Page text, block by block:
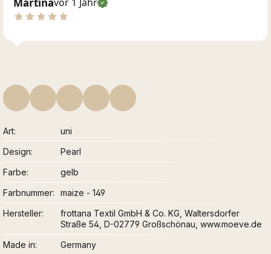
Martina
Art
uni
Design
Pearl
Farbe
gelb
Farbnummer
maize - 149
Hersteller
frottana Textil GmbH & Co. KG, Waltersdorfer
Straße 54, D-02779 Großschönau, www.moeve.de
Made in
Germany